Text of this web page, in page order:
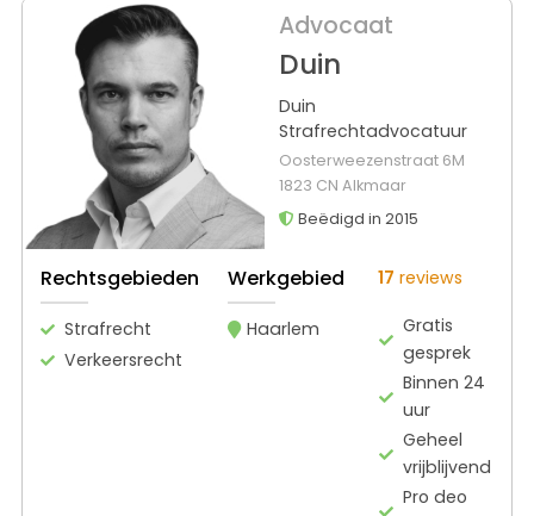
Advocaat
Duin
Duin
Strafrechtadvocatuur
Oosterweezenstraat 6M
1823 CN Alkmaar
Beëdigd in 2015
Rechtsgebieden
Strafrecht
Verkeersrecht
Werkgebied
Haarlem
17 reviews
Gratis
gesprek
Binnen 24
uur
Geheel
vrijblijvend
Pro deo